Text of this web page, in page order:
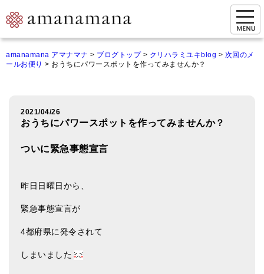
ご来店&購入
オンライン相談&購入
倍音呼吸法レッスン
オンラインショップ
カートを見る
商品一覧
amanamana アマナマナ > ブログトップ> クリハラミユキblog > 次回のメ
ールお便り > おうちにパワースポットを作ってみませんか？
2021/04/26
おうちにパワースポットを作ってみませんか？
ついに緊急事態宣言
昨日日曜日から、
緊急事態宣言が
4都府県に発令されて
しまいました